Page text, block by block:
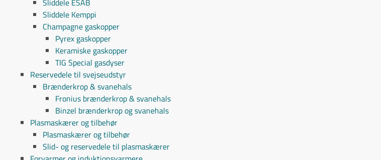
Sliddele ESAB
Sliddele Kemppi
Champagne gaskopper
Pyrex gaskopper
Keramiske gaskopper
TIG Special gasdyser
Reservedele til svejseudstyr
Brænderkrop & svanehals
Fronius brænderkrop & svanehals
Binzel brænderkrop og svanehals
Plasmaskærer og tilbehør
Plasmaskærer og tilbehør
Slid- og reservedele til plasmaskærer